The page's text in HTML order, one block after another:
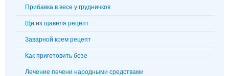
Прибавка в весе у грудничков
Щи из щавеля рецепт
Заварной крем рецепт
Как приготовить безе
Лечение печени народными средствами